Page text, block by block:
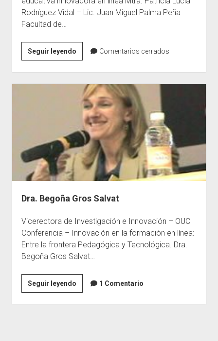
Rodríguez Vidal – Lic. Juan Miguel Palma Peña
Facultad de…
Seguir leyendoAlcances
y
potencialidades
de
las
TIC
Comentarios cerrados
Dra. Begoña Gros Salvat
Vicerectora de Investigación e Innovación – OUC
Conferencia – Innovación en la formación en línea:
Entre la frontera Pedagógica y Tecnológica. Dra.
Begoña Gros Salvat…
Seguir leyendoDra.
Begoña
Gros
1 Comentario